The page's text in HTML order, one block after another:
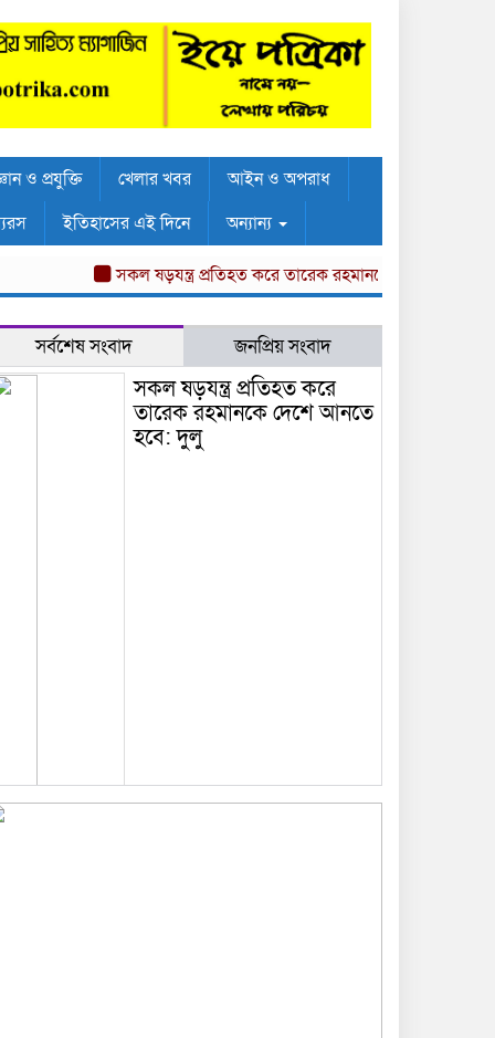
ও প্রযুক্তি খেলার খবর
আইন ও অপরাধ
ইতিহাসের এই দিনে অন্যান্য
সকল ষড়যন্ত্র প্রতিহত করে তারেক রহমানকে দেশে আনতে হবে: দুলু
সর্বশেষ সংবাদ জনপ্রিয় সংবাদ
সকল ষড়যন্ত্র প্রতিহত করে
তারেক রহমানকে দেশে আনতে
হবে: দুলু